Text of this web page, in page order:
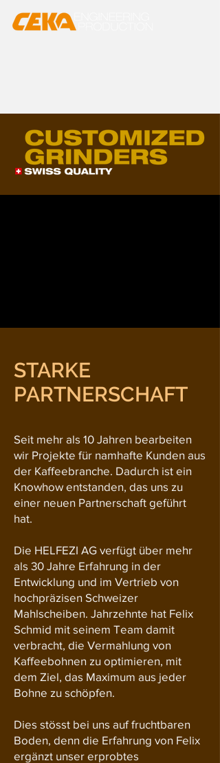
STARKE
PARTNERSCHAFT
Seit mehr als 10 Jahren bearbeiten
wir Projekte für namhafte Kunden aus
der Kaffeebranche. Dadurch ist ein
Knowhow entstanden, das uns zu
einer neuen Partnerschaft geführt
hat.
Die HELFEZI AG verfügt über mehr
als 30 Jahre Erfahrung in der
Entwicklung und im Vertrieb von
hochpräzisen Schweizer
Mahlscheiben. Jahrzehnte hat Felix
Schmid mit seinem Team damit
verbracht, die Vermahlung von
Kaffeebohnen zu optimieren, mit
dem Ziel, das Maximum aus jeder
Bohne zu schöpfen.
Dies stösst bei uns auf fruchtbaren
Boden, denn die Erfahrung von Felix
ergänzt unser erprobtes